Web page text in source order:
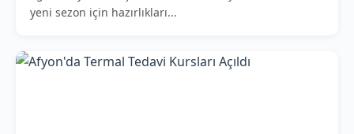
yeni sezon için hazırlıkları...